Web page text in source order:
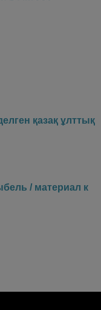
қазақ ұлттық
/ материал к